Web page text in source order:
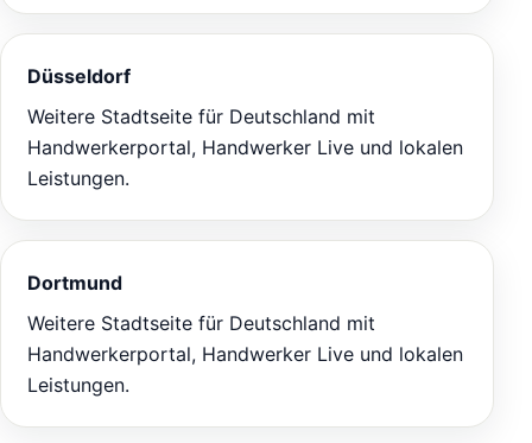
Düsseldorf
Weitere Stadtseite für Deutschland mit
Handwerkerportal, Handwerker Live und lokalen
Leistungen.
Dortmund
Weitere Stadtseite für Deutschland mit
Handwerkerportal, Handwerker Live und lokalen
Leistungen.